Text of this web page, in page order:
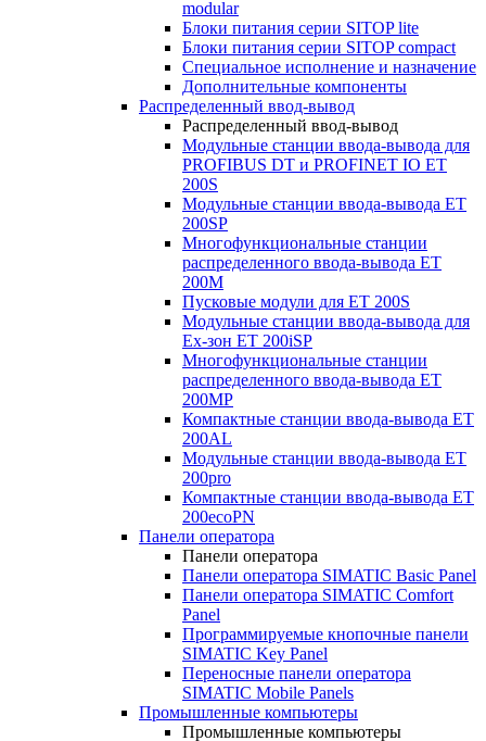
modular
Блоки питания серии SITOP lite
Блоки питания серии SITOP compact
Специальное исполнение и назначение
Дополнительные компоненты
Распределенный ввод-вывод
Распределенный ввод-вывод
Модульные станции ввода-вывода для
PROFIBUS DT и PROFINET IO ET
200S
Модульные станции ввода-вывода ET
200SP
Многофункциональные станции
распределенного ввода-вывода ET
200M
Пусковые модули для ET 200S
Модульные станции ввода-вывода для
Ex-зон ET 200iSP
Многофункциональные станции
распределенного ввода-вывода ET
200MP
Компактные станции ввода-вывода ET
200AL
Модульные станции ввода-вывода ET
200pro
Компактные станции ввода-вывода ET
200ecoPN
Панели оператора
Панели оператора
Панели оператора SIMATIC Basic Panel
Панели оператора SIMATIC Comfort
Panel
Программируемые кнопочные панели
SIMATIC Key Panel
Переносные панели оператора
SIMATIC Mobile Panels
Промышленные компьютеры
Промышленные компьютеры